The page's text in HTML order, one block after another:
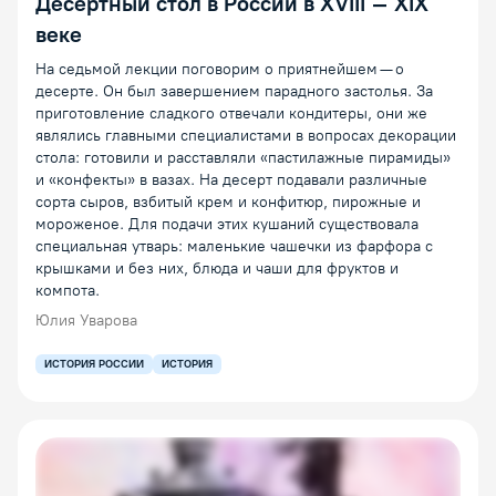
веке
На седьмой лекции поговорим о приятнейшем — о
десерте. Он был завершением парадного застолья. За
приготовление сладкого отвечали кондитеры, они же
являлись главными специалистами в вопросах декорации
стола: готовили и расставляли «пастилажные пирамиды»
и «конфекты» в вазах. На десерт подавали различные
сорта сыров, взбитый крем и конфитюр, пирожные и
мороженое. Для подачи этих кушаний существовала
специальная утварь: маленькие чашечки из фарфора с
крышками и без них, блюда и чаши для фруктов и
компота.
Юлия Уварова
ИСТОРИЯ РОССИИ ИСТОРИЯ